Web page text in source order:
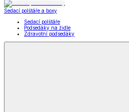
Sedací polštáře a boxy
Sedací polštáře
Podsedáky na židle
Zdravotní podsedáky